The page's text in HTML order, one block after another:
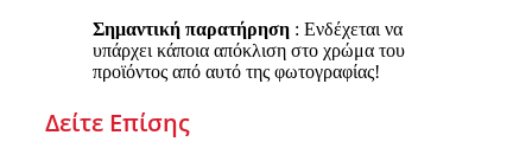
Σημαντική παρατήρηση: Ενδέχεται να
υπάρχει κάποια απόκλιση στο χρώμα του
προϊόντος από αυτό της φωτογραφίας!
Δείτε Επίσης